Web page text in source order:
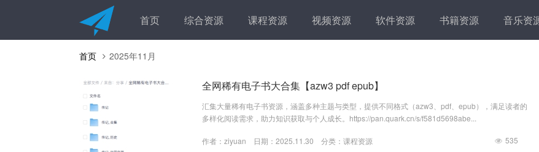
首页 综合资源 课程资源 视频资源 软件资源 书籍资源 音乐资
首页 2025年11月
全网稀有电子书大合集【azw3 pdf epub】
汇集大量稀有电子书资源，涵盖多种主题与类型，提供不同格式（azw3、pdf、epub），满足读者的
多样化阅读需求，助力知识获取与个人成长。https://pan.quark.cn/s/f581d5698abe...
作者： ziyuan 日期：2025.11.30 分类： 课程资源 535